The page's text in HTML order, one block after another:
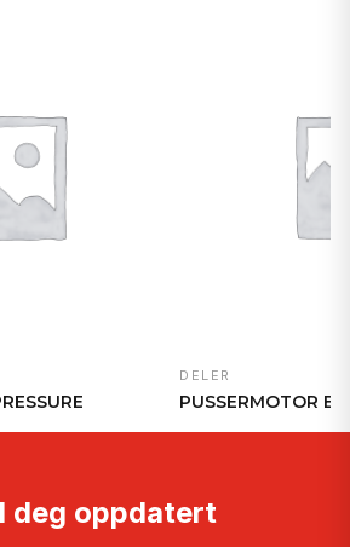
DELER
PUSSERMOTOR B.
deg oppdatert